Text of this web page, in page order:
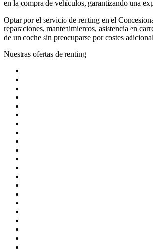
en la compra de vehículos, garantizando una
Optar por el servicio de renting en el
reparaciones, mantenimientos, asistencia en
de un coche sin preocuparse por costes
Nuestras ofertas de renting